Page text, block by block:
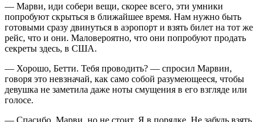
— Марви, иди собери вещи, скорее всего, эти умники
попробуют скрыться в ближайшее время. Нам нужно быть
готовыми сразу двинуться в аэропорт и взять билет на тот же
рейс, что и они. Маловероятно, что они попробуют продать
секреты здесь, в США.
— Хорошо, Бетти. Тебя проводить? — спросил Марвин,
говоря это невзначай, как само собой разумеющееся, чтобы
девушка не заметила даже ноты смущения в его взгляде или
голосе.
— Спасибо, Марви, но не стоит. Я в порядке. Не забудь взять